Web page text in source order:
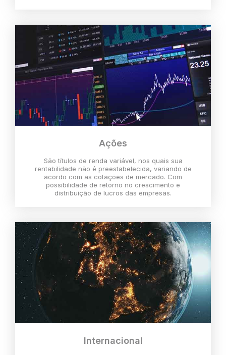
Ações
São títulos de renda variável, nos quais sua
rentabilidade não é preestabelecida, variando de
acordo com as cotações de mercado. Com
possibilidade de retorno no crescimento e
distribuição de lucros das empresas.
Internacional